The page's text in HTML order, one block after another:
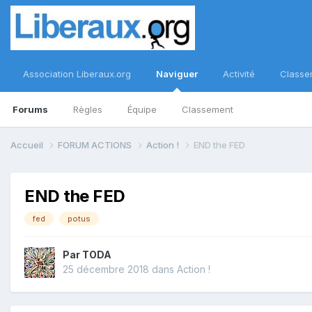
Association Liberaux.org Naviguer
Forums Règles Équipe Classement
Activité
Accueil FORUM ACTIONS Action ! END the FED
END the FED
fed potus
Par TODA
25 décembre 2018 dans Action !